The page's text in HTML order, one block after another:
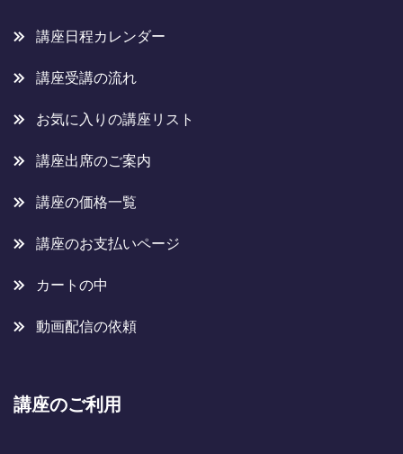
講座日程カレンダー
講座受講の流れ
お気に入りの講座リスト
講座出席のご案内
講座の価格一覧
講座のお支払いページ
カートの中
動画配信の依頼
講座のご利用